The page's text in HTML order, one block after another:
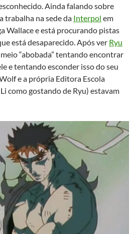
Ainda falando sobre
trabalha na sede da Interpol em
Wallace e está procurando pistas
está desaparecido. Após ver Ryu
“abobada” tentando encontrar
e tentando esconder isso do seu
e a própria Editora Escola
como gostando de Ryu) estavam